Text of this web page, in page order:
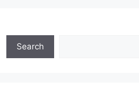
Search